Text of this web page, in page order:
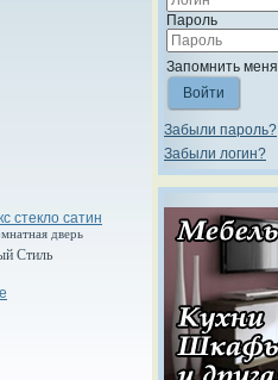
стекло сатин
дверь
Стиль
Пароль
Запомнить меня
Войти
Забыли пароль?
Забыли логин?